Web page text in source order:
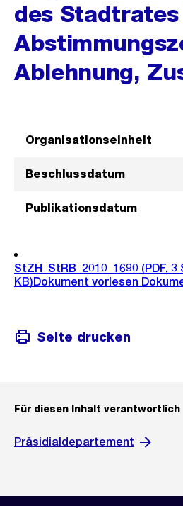
des
Ablehnung,
Organisationseinheit
Beschlussdatum
Publikationsdatum
StZH_StRB_2010_1690 (PDF,
KB)Dokument vorlesen
Seite drucken
Für diesen Inhalt verantwortlich
Präsidialdepartement